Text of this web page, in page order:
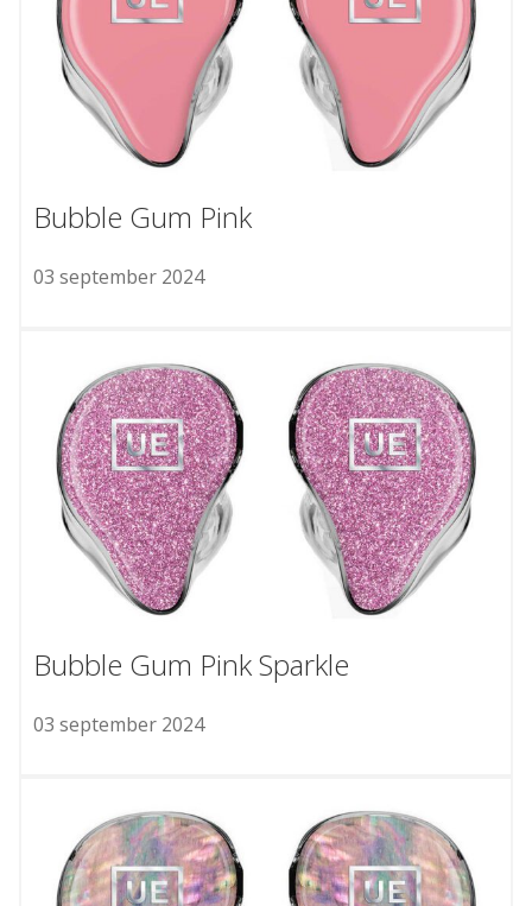
Bubble Gum Pink
03 september 2024
Bubble Gum Pink Sparkle
03 september 2024